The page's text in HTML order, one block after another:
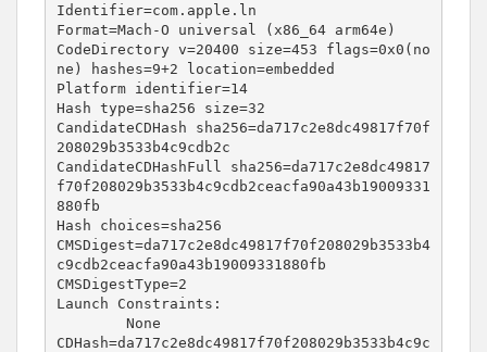
Identifier=com.apple.ln
Format=Mach-O universal (x86_64 arm64e)
CodeDirectory v=20400 size=453 flags=0x0(no
ne) hashes=9+2 location=embedded
Platform identifier=14
Hash type=sha256 size=32
CandidateCDHash sha256=da717c2e8dc49817f70f
208029b3533b4c9cdb2c
CandidateCDHashFull sha256=da717c2e8dc49817
f70f208029b3533b4c9cdb2ceacfa90a43b19009331
880fb
Hash choices=sha256
CMSDigest=da717c2e8dc49817f70f208029b3533b4
c9cdb2ceacfa90a43b19009331880fb
CMSDigestType=2
Launch Constraints:
CDHash=da717c2e8dc49817f70f208029b3533b4c9c